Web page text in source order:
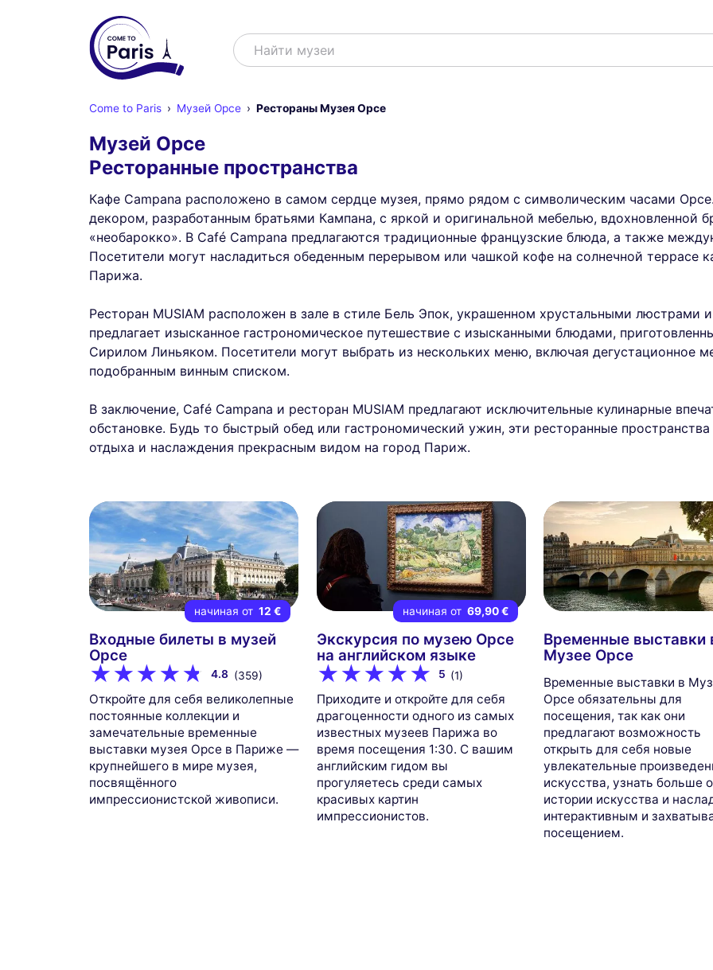
ПоискНайти музеи
Come to Paris Музей Орсе Рестораны Музея Орсе
Музей Орсе
Ресторанные пространства
Кафе Campana расположено в самом сердце музея, прямо рядом с символическим часами
декором, разработанным братьями Кампана, с яркой и оригинальной мебелью, вдохновленной
«необарокко». В Café Campana предлагаются традиционные французские блюда, а также
Посетители могут насладиться обеденным перерывом или чашкой кофе на солнечной
Парижа.
Ресторан MUSIAM расположен в зале в стиле Бель Эпок, украшенном хрустальными люстрами
предлагает изысканное гастрономическое путешествие с изысканными блюдами,
Сирилом Линьяком. Посетители могут выбрать из нескольких меню, включая дегустационное
подобранным винным списком.
В заключение, Café Campana и ресторан MUSIAM предлагают исключительные кулинарные
обстановке. Будь то быстрый обед или гастрономический ужин, эти ресторанные
отдыха и наслаждения прекрасным видом на город Париж.
начиная от 12 €
Входные билеты в музей
Орсе
4.8 (359)
Откройте для себя великолепные
постоянные коллекции и
замечательные временные
выставки музея Орсе в Париже —
крупнейшего в мире музея,
посвящённого
импрессионистской живописи.
начиная от 69,90 €
Экскурсия по музею Орсе
на английском языке
5 (1)
Приходите и откройте для себя
драгоценности одного из самых
известных музеев Парижа во
время посещения 1:30. С вашим
английским гидом вы
прогуляетесь среди самых
красивых картин
импрессионистов.
Временные выставки
Музее Орсе
Временные выставки в
Орсе обязательны для
посещения, так как они
предлагают возможность
открыть для себя новые
увлекательные
искусства, узнать больше о
истории искусства и
интерактивным и
посещением.